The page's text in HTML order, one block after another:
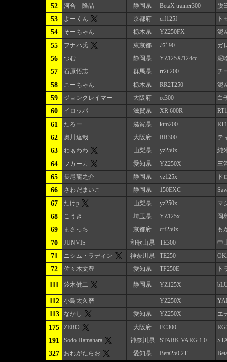
52 河合 隆晶 静岡県 BetaX trainer300 脱
53 よーくん 京都府 crf125f ト
54 そーちゃん 栃木県 YZ250FX 泥
55 フナハ氏 東京都 ｶﾌﾞ90 ガ
56 つむ 静岡県 YZ125X/124cc 泥
57 石原悟志 群馬県 rr2t 200 チ
58 こーちゃん 栃木県 RR2T250 泥
59 ジョンクレイマー 大阪府 ec300 白
60 イロッパ 滋賀県 XR 600R
61 たろー 滋賀県 ktm200
62 奥川達哉 大阪府 RR300 テ
63 わぁわわ 山梨県 yz250x 純
64 フカーカ 愛知県 YZ250X 三
65 長尾龍之介 静岡県 yz125x ド
66 さわだまいこ 静岡県 150EXC
67 たけp 山梨県 yz250x マ
68 こうき 埼玉県 YZ125x 岡
69 まさっち 京都府 crf250x も
70 JUNVIS 和歌山県 TE300 中
71 ニシム・ラディン 神奈川県 TE250
72 佐々木文豊 愛知県 TF250E ト
111 鈴木健二 静岡県 YZ125X
112 小島太久磨 YZ250X
113 なかし 愛知県 YZ250X エ
175 ZERO 大阪府 EC300
191 Sodo Hamahara 神奈川県 STARK VARG 1.0
327 おれがたらお 愛知県 Beta250 2T